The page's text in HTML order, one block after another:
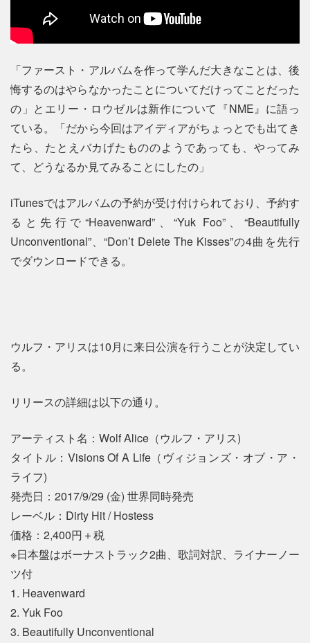
「ファースト・アルバムを作って学んだ大きなことは、後
悔するのはやらなかったことについてだけってことだった
の」とエリー・ロウゼルは新作について『NME』に語っ
ている。「だから今回はアイディアがちょっとでも出てき
たら、たとえバカげたもののようであっても、やってみ
て、どうなるか見てみることにしたの」
iTunesではアルバムの予約が受け付けられており、予約す
ると先行で“Heavenward”、“Yuk Foo”、“Beautifully
Unconventional”、“Don’t Delete The Kisses”の4曲を先行
でダウンロードできる。
ウルフ・アリスは10月に来日公演を行うことが決定してい
る。
リリースの詳細は以下の通り。
アーティスト名：Wolf Alice（ウルフ・アリス)
タイトル：Visions Of A Life（ヴィジョンズ・オブ・ア・
ライフ)
発売日：2017/9/29 (金) 世界同時発売
レーベル：Dirty Hit / Hostess
価格：2,400円＋税
※日本盤はボーナストラック2曲、歌詞対訳、ライナーノー
ツ付
1. Heavenward
2. Yuk Foo
3. Beautifully Unconventional